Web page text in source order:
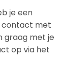
je een
contact met
graag met je
op via het